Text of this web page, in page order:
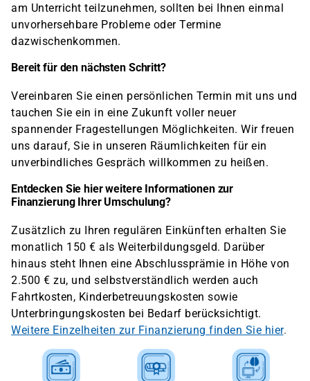
am Unterricht teilzunehmen, sollten bei Ihnen einmal
unvorhersehbare Probleme oder Termine
dazwischenkommen.
Bereit für den nächsten Schritt?
Vereinbaren Sie einen persönlichen Termin mit uns und
tauchen Sie ein in eine Zukunft voller neuer
spannender Fragestellungen Möglichkeiten. Wir freuen
uns darauf, Sie in unseren Räumlichkeiten für ein
unverbindliches Gespräch willkommen zu heißen.
Entdecken Sie hier weitere Informationen zur
Finanzierung Ihrer Umschulung?
Zusätzlich zu Ihren regulären Einkünften erhalten Sie
monatlich 150 € als Weiterbildungsgeld. Darüber
hinaus steht Ihnen eine Abschlussprämie in Höhe von
2.500 € zu, und selbstverständlich werden auch
Fahrtkosten, Kinderbetreuungskosten sowie
Unterbringungskosten bei Bedarf berücksichtigt.
Weitere Einzelheiten zur Finanzierung finden Sie hier.